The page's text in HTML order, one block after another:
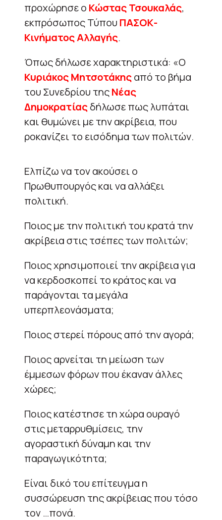
προχώρησε ο Κώστας Τσουκαλάς,
εκπρόσωπος Τύπου ΠΑΣΟΚ-
Κινήματος Αλλαγής.
Όπως δήλωσε χαρακτηριστικά: «Ο
Κυριάκος Μητσοτάκηςαπό το βήμα
του Συνεδρίου τηςΝέας
Δημοκρατίαςδήλωσε πως λυπάται
και θυμώνει με την ακρίβεια, που
ροκανίζει το εισόδημα των πολιτών.
Ελπίζω να τον ακούσει ο
Πρωθυπουργός και να αλλάξει
πολιτική.
Ποιος με την πολιτική του κρατά την
ακρίβεια στις τσέπες των πολιτών;
Ποιος χρησιμοποιεί την ακρίβεια για
να κερδοσκοπεί το κράτος και να
παράγονται τα μεγάλα
υπερπλεονάσματα;
Ποιος στερεί πόρους από την αγορά;
Ποιος αρνείται τη μείωση των
έμμεσων φόρων που έκαναν άλλες
χώρες;
Ποιος κατέστησε τη χώρα ουραγό
στις μεταρρυθμίσεις, την
αγοραστική δύναμη και την
παραγωγικότητα;
Είναι δικό του επίτευγμα η
συσσώρευση της ακρίβειας που τόσο
τον …πονά.